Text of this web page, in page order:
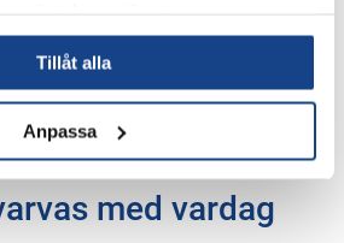
Tillåt alla
Anpassa
kundens kunskap om sin
kompetensen hos
handlar rollen om att förenkla
med vardag